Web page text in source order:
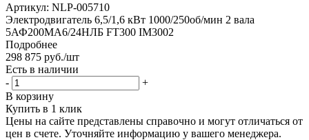
Артикул: NLP-005710
Электродвигатель 6,5/1,6 кВт 1000/250об/мин 2 вала
5АФ200МА6/24НЛБ FT300 IM3002
Подробнее
298 875 руб./шт
Есть в наличии
-
+
В корзину
Купить в 1 клик
Цены на сайте представлены справочно и могут отличаться от
цен в счете. Уточняйте информацию у вашего менеджера.